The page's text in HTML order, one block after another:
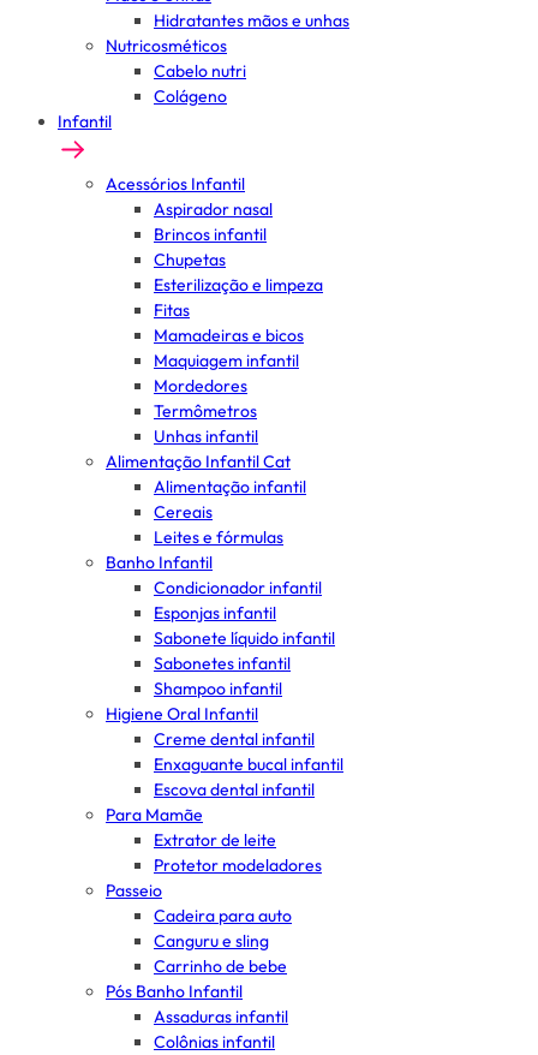
Hidratantes mãos e unhas
Nutricosméticos
Cabelo nutri
Colágeno
Infantil
Acessórios Infantil
Aspirador nasal
Brincos infantil
Chupetas
Esterilização e limpeza
Fitas
Mamadeiras e bicos
Maquiagem infantil
Mordedores
Termômetros
Unhas infantil
Alimentação Infantil Cat
Alimentação infantil
Cereais
Leites e fórmulas
Banho Infantil
Condicionador infantil
Esponjas infantil
Sabonete líquido infantil
Sabonetes infantil
Shampoo infantil
Higiene Oral Infantil
Creme dental infantil
Enxaguante bucal infantil
Escova dental infantil
Para Mamãe
Extrator de leite
Protetor modeladores
Passeio
Cadeira para auto
Canguru e sling
Carrinho de bebe
Pós Banho Infantil
Assaduras infantil
Colônias infantil